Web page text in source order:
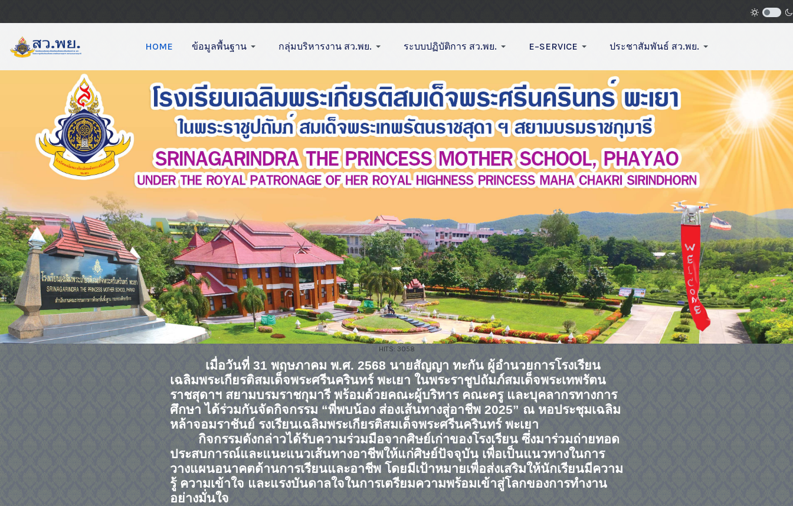
HOME ข้อมูลพื้นฐาน กลุ่มบริหารงาน สว.พย. ระบบปฏิบัติการ สว.พย. E–SERVICE ประชาสัมพันธ์ สว.พย.
HITS: 3058
เมื่อวันที่ 31 พฤษภาคม พ.ศ. 2568 นายสัญญา ทะกัน ผู้อำนวยการโรงเรียน
เฉลิมพระเกียรติสมเด็จพระศรีนครินทร์ พะเยา ในพระราชูปถัมภ์สมเด็จพระเทพรัตน
ราชสุดาฯ สยามบรมราชกุมารี พร้อมด้วยคณะผู้บริหาร คณะครู และบุคลากรทางการ
ศึกษา ได้ร่วมกันจัดกิจกรรม “พี่พบน้อง ส่องเส้นทางสู่อาชีพ 2025” ณ หอประชุมเฉลิม
หล้าจอมราชันย์ รงเรียนเฉลิมพระเกียรติสมเด็จพระศรีนครินทร์ พะเยา
กิจกรรมดังกล่าวได้รับความร่วมมือจากศิษย์เก่าของโรงเรียน ซึ่งมาร่วมถ่ายทอด
ประสบการณ์และแนะแนวเส้นทางอาชีพให้แก่ศิษย์ปัจจุบัน เพื่อเป็นแนวทางในการ
วางแผนอนาคตด้านการเรียนและอาชีพ โดยมีเป้าหมายเพื่อส่งเสริมให้นักเรียนมีความ
รู้ ความเข้าใจ และแรงบันดาลใจในการเตรียมความพร้อมเข้าสู่โลกของการทำงาน
อย่างมั่นใจ